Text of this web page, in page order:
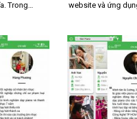
Trong…
website và ứng